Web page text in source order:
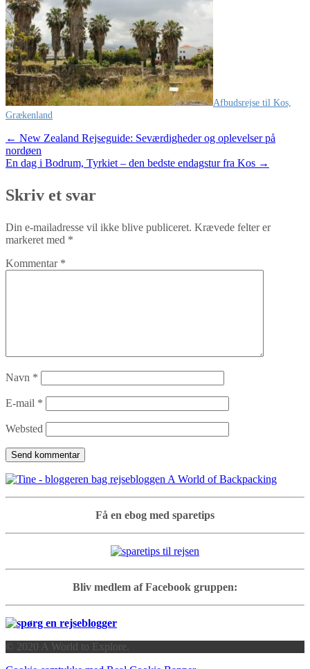
Afbudsrejse til Kos,
Grækenland
Post
navigation
← New Zealand Rejseguide: Seværdigheder og oplevelser på
nordøen
En dag i Bodrum, Tyrkiet – den bedste endagstur fra Kos →
Skriv et svar
Din e-mailadresse vil ikke blive publiceret. Krævede felter er
markeret med *
Kommentar *
Navn *
E-mail *
Websted
Få en ebog med sparetips
Bliv medlem af Facebook gruppen:
© 2020 A World to Explore.